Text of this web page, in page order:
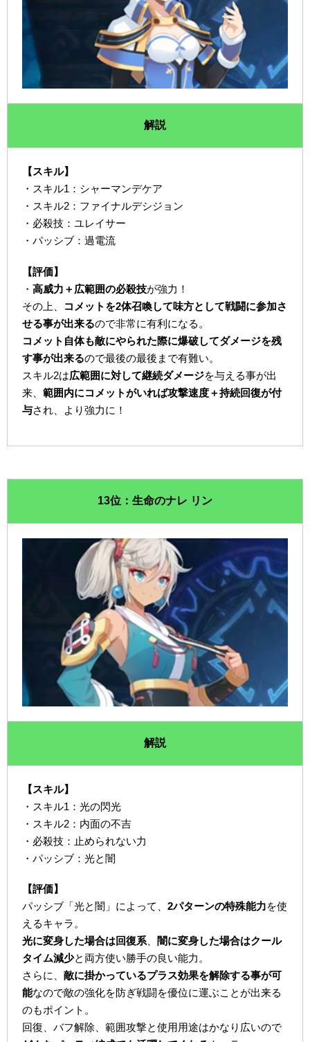
解説
【スキル】
・スキル1：シャーマンデケア
・スキル2：ファイナルデシジョン
・必殺技：ユレイサー
・パッシブ：過電流
【評価】
・高威力＋広範囲の必殺技が強力！
その上、 コメットを2体召喚して味方として戦闘に参加さ
せる事が出来るので非常に有利になる。
コメット自体も敵にやられた際に爆破してダメージを残
す事が出来るので最後の最後まで有難い。
スキル2は広範囲に対して継続ダメージを与える事が出
来、範囲内にコメットがいれば攻撃速度＋持続回復が付
与され、より強力に！
13位：生命のナレ リン
解説
【スキル】
・スキル1：光の閃光
・スキル2：内面の不吉
・必殺技：止められない力
・パッシブ：光と闇
【評価】
パッシブ「光と闇」によって、2パターンの特殊能力を使
えるキャラ。
光に変身した場合は回復系
闇に変身した場合はクール
タイム減少と両方使い勝手の良い能力。
さらに、敵に掛かっているプラス効果を解除する事が可
能なので敵の強化を防ぎ戦闘を優位に運ぶことが出来る
のもポイント。
回復、バフ解除、範囲攻撃と使用用途はかなり広いので